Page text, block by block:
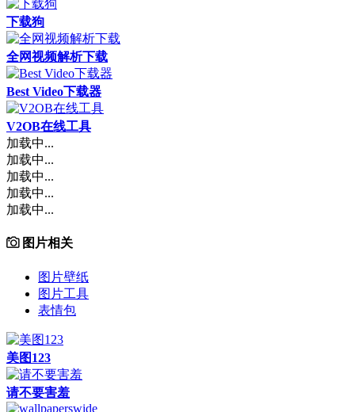
下载狗
全网视频解析下载
Best Video下载器
V2OB在线工具
加载中...
加载中...
加载中...
加载中...
加载中...
图片相关
图片壁纸
图片工具
表情包
美图123
请不要害羞